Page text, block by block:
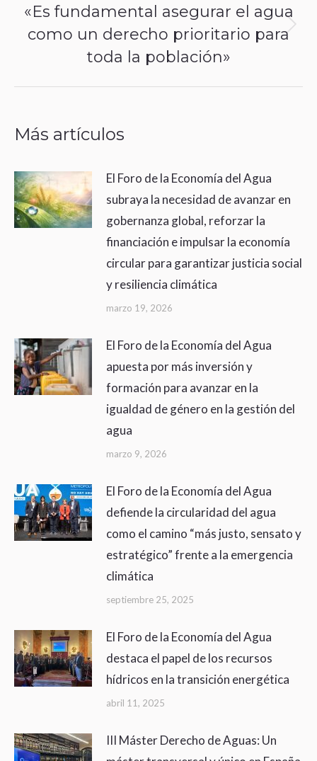
Next
post:
«Es fundamental asegurar el agua
como un derecho prioritario para
toda la población»
Más artículos
El Foro de la Economía del Agua
subraya la necesidad de avanzar en
gobernanza global, reforzar la
financiación e impulsar la economía
circular para garantizar justicia social
y resiliencia climática
marzo 19, 2026
El Foro de la Economía del Agua
apuesta por más inversión y
formación para avanzar en la
igualdad de género en la gestión del
agua
marzo 9, 2026
El Foro de la Economía del Agua
defiende la circularidad del agua
como el camino “más justo, sensato y
estratégico” frente a la emergencia
climática
septiembre 25, 2025
El Foro de la Economía del Agua
destaca el papel de los recursos
hídricos en la transición energética
abril 11, 2025
III Máster Derecho de Aguas: Un